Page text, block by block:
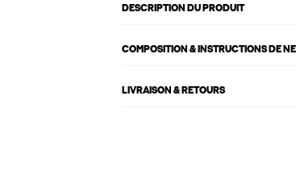
DESCRIPTION DU PRODUIT
COMPOSITION & INSTRUCTIONS DE
LIVRAISON & RETOURS